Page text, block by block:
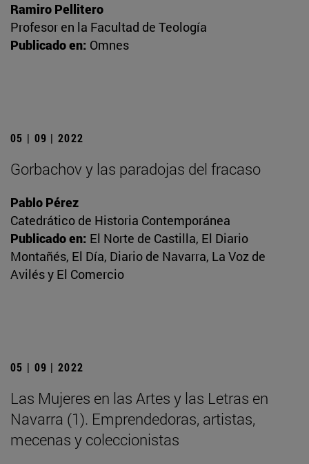
Ramiro Pellitero
Profesor en la Facultad de Teología
Publicado en: Omnes
05 | 09 | 2022
Gorbachov y las paradojas del fracaso
Pablo Pérez
Catedrático de Historia Contemporánea
Publicado en: El Norte de Castilla, El Diario
Montañés, El Día, Diario de Navarra, La Voz de
Avilés y El Comercio
05 | 09 | 2022
Las Mujeres en las Artes y las Letras en
Navarra (1). Emprendedoras, artistas,
mecenas y coleccionistas